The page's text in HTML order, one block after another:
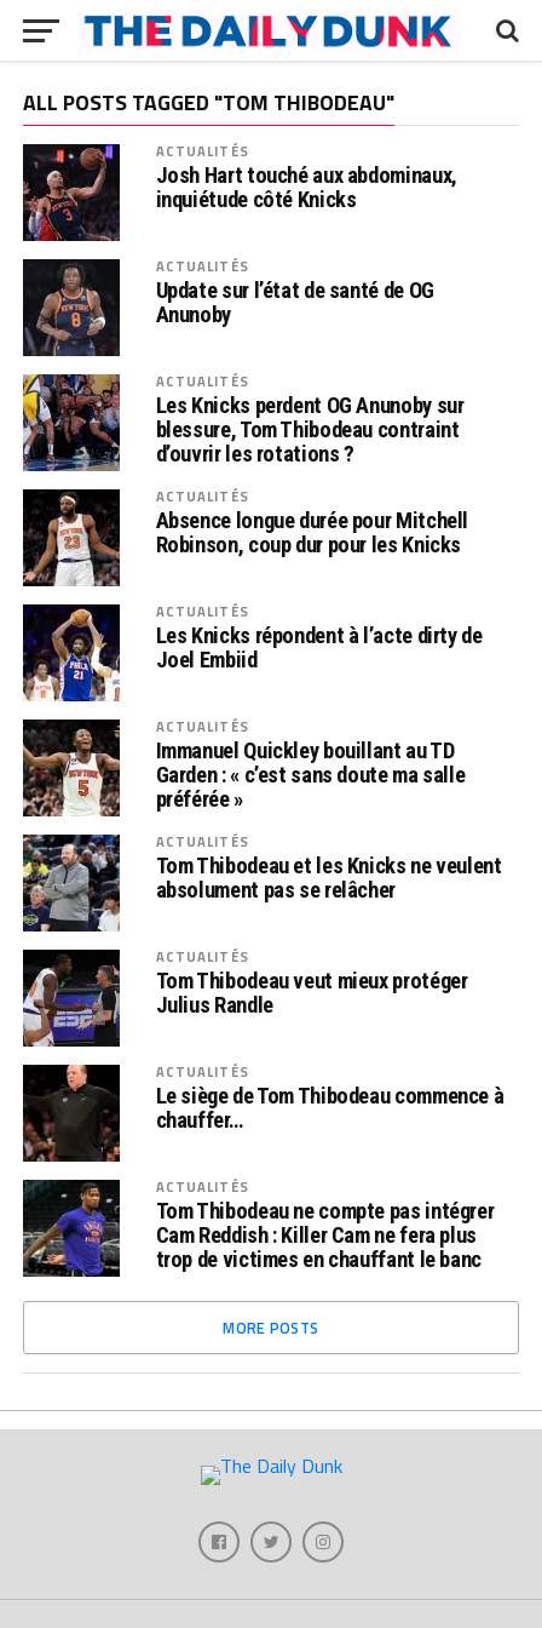
ALL POSTS TAGGED "TOM THIBODEAU"
ACTUALITÉS
Josh Hart touché aux abdominaux,
inquiétude côté Knicks
ACTUALITÉS
Update sur l’état de santé de OG
Anunoby
ACTUALITÉS
Les Knicks perdent OG Anunoby sur
blessure, Tom Thibodeau contraint
d’ouvrir les rotations ?
ACTUALITÉS
Absence longue durée pour Mitchell
Robinson, coup dur pour les Knicks
ACTUALITÉS
Les Knicks répondent à l’acte dirty de
Joel Embiid
ACTUALITÉS
Immanuel Quickley bouillant au TD
Garden : « c’est sans doute ma salle
préférée »
ACTUALITÉS
Tom Thibodeau et les Knicks ne veulent
absolument pas se relâcher
ACTUALITÉS
Tom Thibodeau veut mieux protéger
Julius Randle
ACTUALITÉS
Le siège de Tom Thibodeau commence à
chauffer…
ACTUALITÉS
Tom Thibodeau ne compte pas intégrer
Cam Reddish : Killer Cam ne fera plus
trop de victimes en chauffant le banc
MORE POSTS